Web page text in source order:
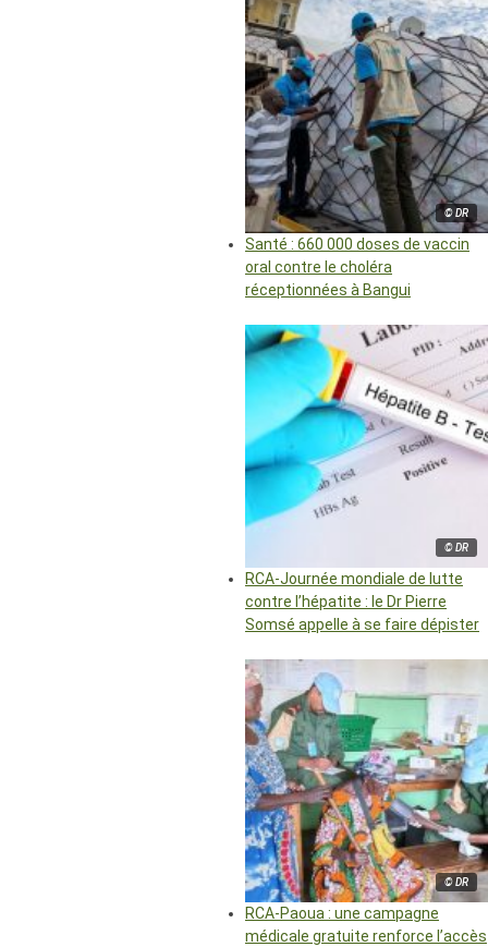
© DR
Santé : 660 000 doses de vaccin
oral contre le choléra
réceptionnées à Bangui
© DR
RCA-Journée mondiale de lutte
contre l’hépatite : le Dr Pierre
Somsé appelle à se faire dépister
© DR
RCA-Paoua : une campagne
médicale gratuite renforce l’accès